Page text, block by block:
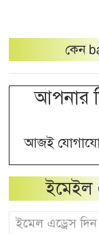
কেন
আপনার
আজই
ইমেইল